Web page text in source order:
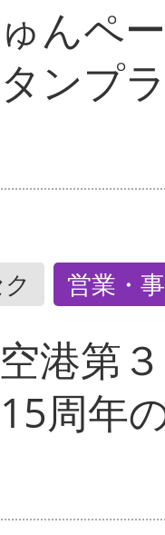
んペ
ンプ
営業・
港第
周年